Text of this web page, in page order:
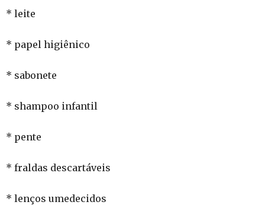
* leite
* papel higiênico
* sabonete
* shampoo infantil
* pente
* fraldas descartáveis
* lenços umedecidos